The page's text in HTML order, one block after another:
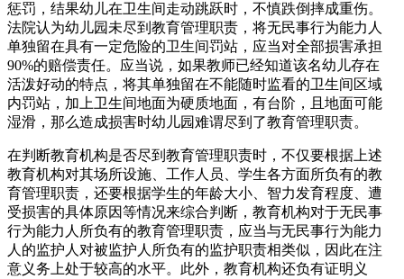
惩罚，结果幼儿在卫生间走动跳跃时，不慎跌倒摔成重伤。
法院认为幼儿园未尽到教育管理职责，将无民事行为能力人
单独留在具有一定危险的卫生间罚站，应当对全部损害承担
90%的赔偿责任。应当说，如果教师已经知道该名幼儿存在
活泼好动的特点，将其单独留在不能随时监看的卫生间区域
内罚站，加上卫生间地面为硬质地面，有台阶，且地面可能
湿滑，那么造成损害时幼儿园难谓尽到了教育管理职责。
在判断教育机构是否尽到教育管理职责时，不仅要根据上述
教育机构对其场所设施、工作人员、学生各方面所负有的教
育管理职责，还要根据学生的年龄大小、智力发育程度、遭
受损害的具体原因等情况来综合判断，教育机构对于无民事
行为能力人所负有的教育管理职责，应当与无民事行为能力
人的监护人对被监护人所负有的监护职责相类似，因此在注
意义务上处于较高的水平。此外，教育机构还负有证明义